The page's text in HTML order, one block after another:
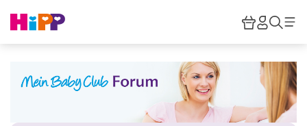
HiPP